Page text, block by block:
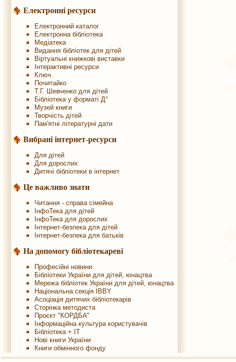
Електронні ресурси
Електронний каталог
Електронна бібліотека
Медіатека
Видання бібліотек для дітей
Віртуальні книжкові виставки
Інтерактивні ресурси
Ключ
Почитайко
Т.Г. Шевченко для дітей
Бібліотека у форматі Д°
Музей книги
Творчість дітей
Пам'ятні літературні дати
Вибрані інтернет-ресурси
Для дітей
Для дорослих
Дитячі бібліотеки в інтернет
Це важливо знати
Читання - справа сімейна
ІнфоТека для дітей
ІнфоТека для дорослих
Інтернет-безпека для дітей
Інтернет-безпека для батьків
На допомогу бібліотекареві
Професійні новини
Бібліотеки України для дітей, юнацтва
Мережа бібліотек України для дітей, юнацтва
Національна секція IBBY
Асоціація дитячих бібліотекарів
Сторінка методиста
Проєкт "КОРДБА"
Інформаційна культура користувачів
Бібліотека + IT
Нові книги України
Книги обмінного фонду